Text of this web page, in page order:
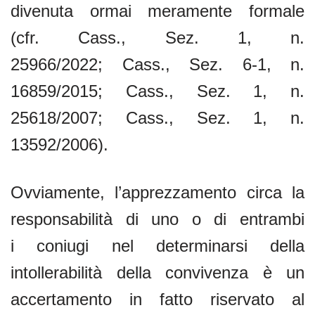
divenuta ormai meramente formale
(cfr. Cass., Sez. 1, n.
25966/2022; Cass., Sez. 6-1, n.
16859/2015; Cass., Sez. 1, n.
25618/2007; Cass., Sez. 1, n.
13592/2006).
Ovviamente, l’apprezzamento circa la
responsabilità di uno o di entrambi
i coniugi nel determinarsi della
intollerabilità della convivenza è un
accertamento in fatto riservato al